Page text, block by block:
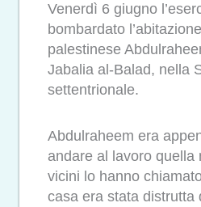
Venerdì 6 giugno
bombardato
palestinese
Jabalia al-Balad, nella
settentrionale.
Abdulraheem era
andare al lavoro quella
vicini lo hanno
casa era stata distrutta